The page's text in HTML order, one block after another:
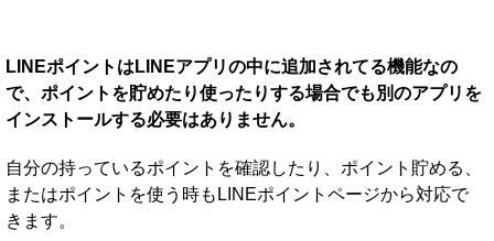
LINEポイントはLINEアプリの中に追加されてる機能なの
で、ポイントを貯めたり使ったりする場合でも別のアプリを
インストールする必要はありません。
自分の持っているポイントを確認したり、ポイント貯める、
またはポイントを使う時もLINEポイントページから対応で
きます。